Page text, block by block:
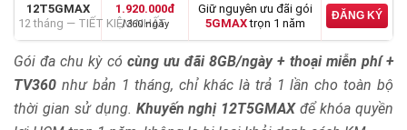
12T5GMAX
12 tháng — TIẾT KIỆM NHẤT
1.920.000đ
/360 ngày
Giữ nguyên ưu đãi gói
5GMAXtrọn 1 năm
ĐĂNG KÝ
Gói đa chu kỳ có cùng ưu đãi 8GB/ngày + thoại miễn phí +
TV360 như bản 1 tháng, chỉ khác là trả 1 lần cho toàn bộ
thời gian sử dụng. Khuyến nghị 12T5GMAXđể khóa quyền